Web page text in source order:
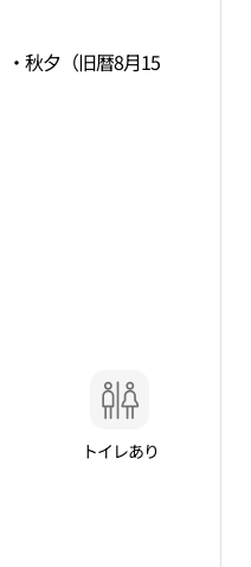
秋夕（旧暦8月15
トイレあり